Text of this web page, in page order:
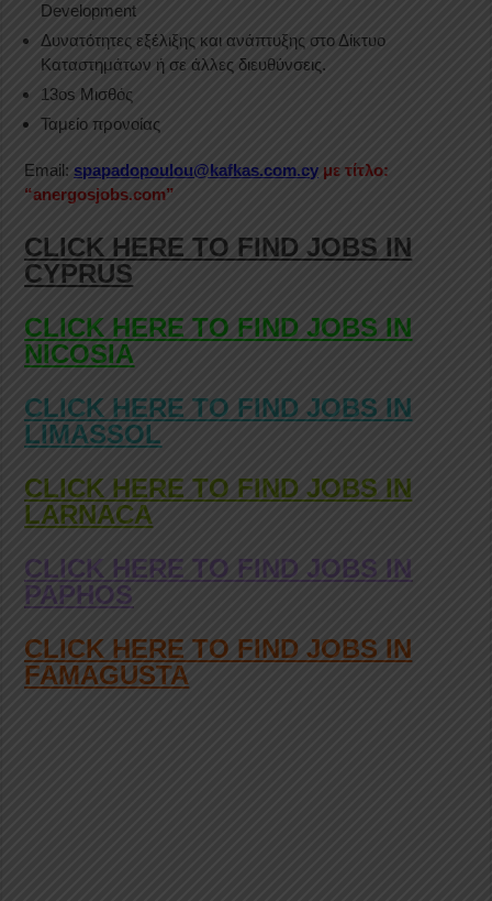
Development
Δυνατότητες εξέλιξης και ανάπτυξης στο Δίκτυο
Καταστημάτων ή σε άλλες διευθύνσεις.
13os Μισθός
Ταμείο προνοίας
Email:spapadopoulou@kafkas.com.cy με τίτλο:
“anergosjobs.com”
CLICK HERE TO FIND JOBS IN
CYPRUS
CLICK HERE TO FIND JOBS IN
NICOSIA
CLICK HERE TO FIND JOBS IN
LIMASSOL
CLICK HERE TO FIND JOBS IN
LARNACA
CLICK HERE TO FIND JOBS IN
PAPHOS
CLICK HERE TO FIND JOBS IN
FAMAGUSTA